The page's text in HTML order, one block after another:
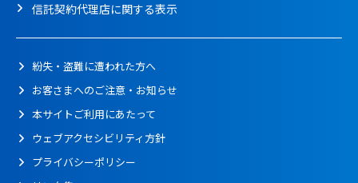
信託契約代理店に関する表示
紛失・盗難に遭われた方へ
お客さまへのご注意・お知らせ
本サイトご利用にあたって
ウェブアクセシビリティ方針
プライバシーポリシー